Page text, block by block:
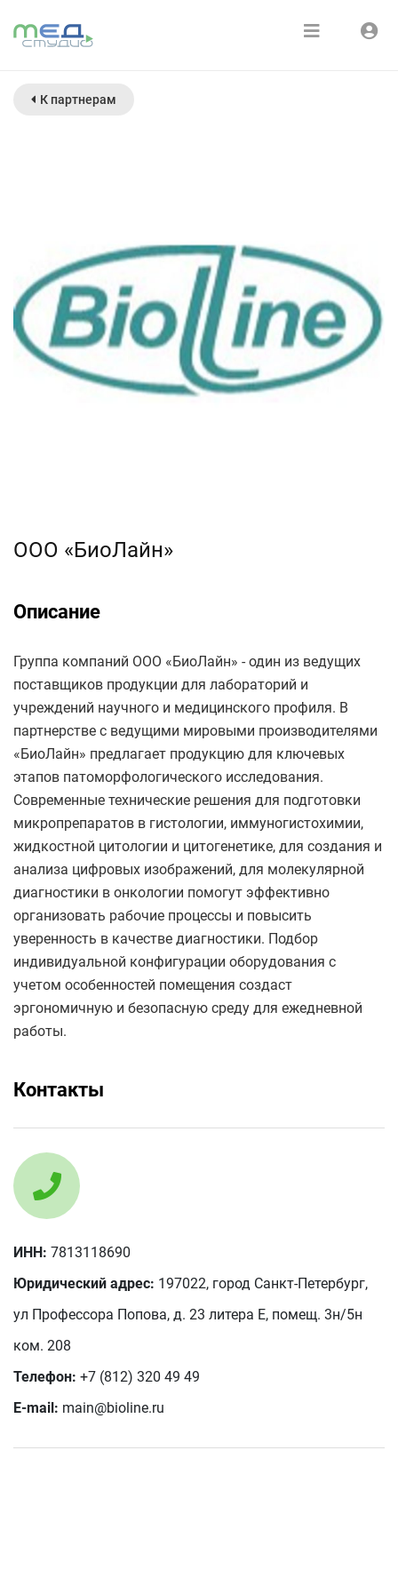
К партнерам
ООО «БиоЛайн»
Описание
Группа компаний ООО «БиоЛайн» - один из ведущих
поставщиков продукции для лабораторий и
учреждений научного и медицинского профиля. В
партнерстве с ведущими мировыми производителями
«БиоЛайн» предлагает продукцию для ключевых
этапов патоморфологического исследования.
Современные технические решения для подготовки
микропрепаратов в гистологии, иммуногистохимии,
жидкостной цитологии и цитогенетике, для создания и
анализа цифровых изображений, для молекулярной
диагностики в онкологии помогут эффективно
организовать рабочие процессы и повысить
уверенность в качестве диагностики. Подбор
индивидуальной конфигурации оборудования с
учетом особенностей помещения создаст
эргономичную и безопасную среду для ежедневной
работы.
Контакты
ИНН: 7813118690
Юридический адрес: 197022, город Санкт-Петербург,
ул Профессора Попова, д. 23 литера Е, помещ. 3н/5н
ком. 208
Телефон: +7 (812) 320 49 49
E-mail: main@bioline.ru